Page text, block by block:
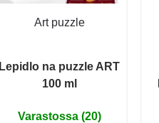
Art puzzle
Lepidlo na puzzle ART
100 ml
Varastossa (20)